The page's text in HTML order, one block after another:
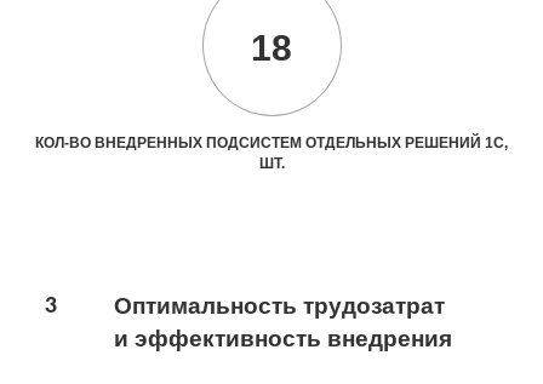
18
КОЛ-ВО ВНЕДРЕННЫХ ПОДСИСТЕМ ОТДЕЛЬНЫХ РЕШЕНИЙ 1С,
ШТ.
3
Оптимальность трудозатрат
и эффективность внедрения